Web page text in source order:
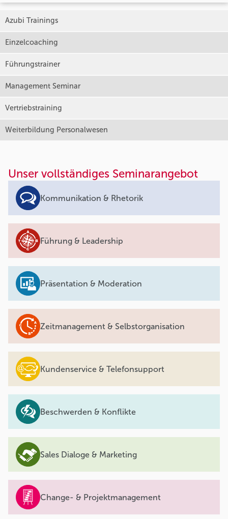
Azubi Trainings
Einzelcoaching
Führungstrainer
Management Seminar
Vertriebstraining
Weiterbildung Personalwesen
Unser vollständiges Seminarangebot
Kommunikation & Rhetorik
Führung & Leadership
Präsentation & Moderation
Zeitmanagement & Selbstorganisation
Kundenservice & Telefonsupport
Beschwerden & Konflikte
Sales Dialoge & Marketing
Change- & Projektmanagement